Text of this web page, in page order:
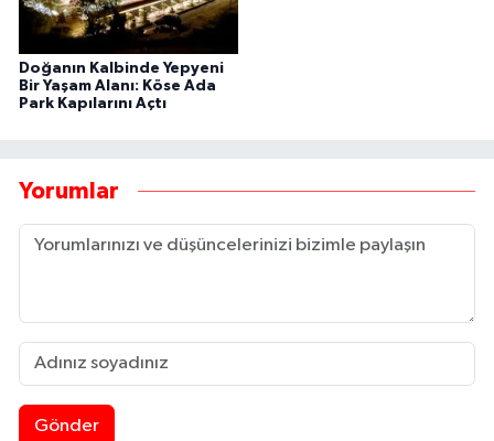
Doğanın Kalbinde Yepyeni
Bir Yaşam Alanı: Köse Ada
Park Kapılarını Açtı
Yorumlar
Gönder